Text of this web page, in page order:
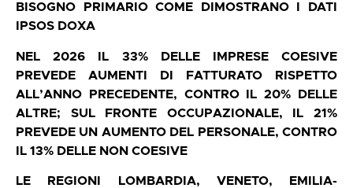
BISOGNO PRIMARIO COME DIMOSTRANO I DATI
IPSOS DOXA
NEL 2026 IL 33% DELLE IMPRESE COESIVE
PREVEDE AUMENTI DI FATTURATO RISPETTO
ALL’ANNO PRECEDENTE, CONTRO IL 20% DELLE
ALTRE; SUL FRONTE OCCUPAZIONALE, IL 21%
PREVEDE UN AUMENTO DEL PERSONALE, CONTRO
IL 13% DELLE NON COESIVE
LE REGIONI LOMBARDIA, VENETO, EMILIA-